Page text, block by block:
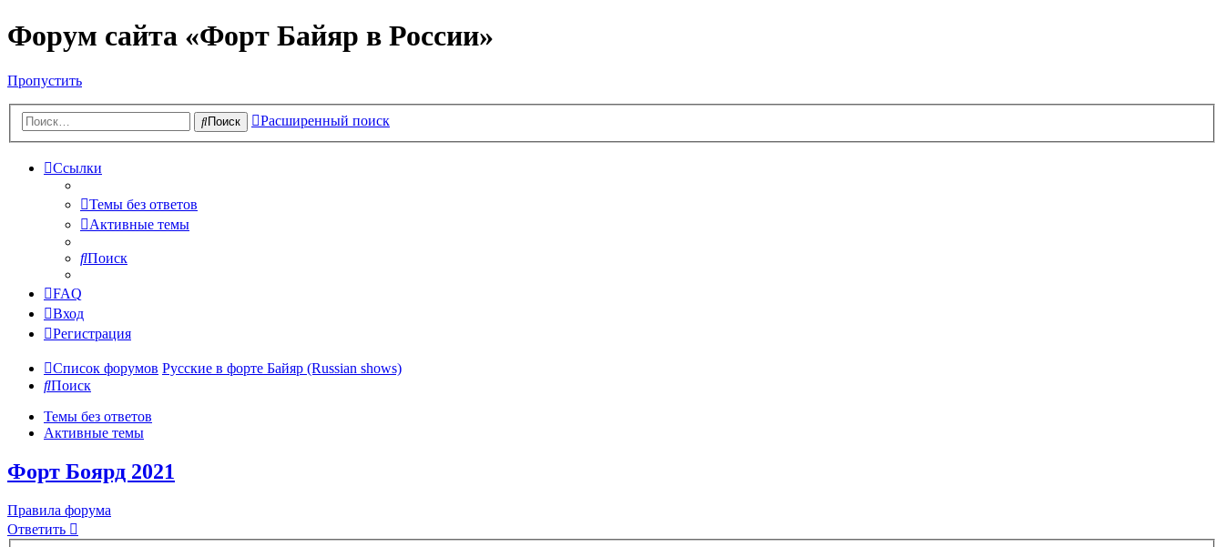
Форум сайта «Форт Байяр в России»
Пропустить
Поиск Расширенный поиск
Ссылки
Темы без ответов
Активные темы
Поиск
FAQ
Вход
Регистрация
Список форумов Русские в форте Байяр (Russian shows)
Поиск
Темы без ответов
Активные темы
Форт Боярд 2021
Правила форума
Ответить